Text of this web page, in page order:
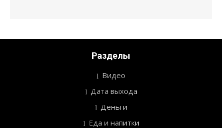
Разделы
Видео
Дата выхода
Деньги
Еда и напитки